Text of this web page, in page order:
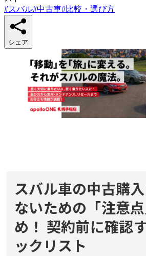
#スバル#中古車#比較・選び方
シェア
スバル車の中古購
ないための「注意
め！ 契約前に確認
ックリスト